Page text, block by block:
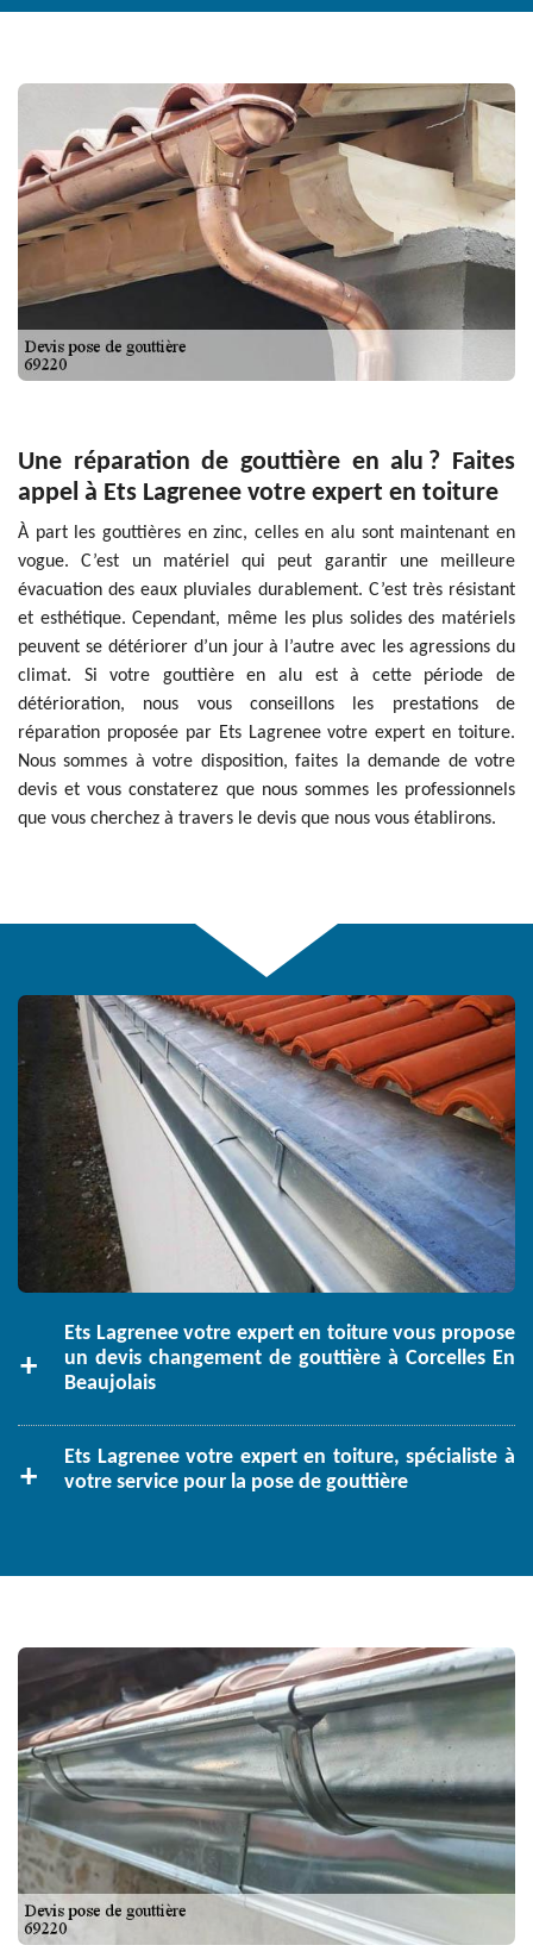
Une réparation de gouttière en alu ? Faites
appel à Ets Lagrenee votre expert en toiture
À part les gouttières en zinc, celles en alu sont maintenant en
vogue. C’est un matériel qui peut garantir une meilleure
évacuation des eaux pluviales durablement. C’est très résistant
et esthétique. Cependant, même les plus solides des matériels
peuvent se détériorer d’un jour à l’autre avec les agressions du
climat. Si votre gouttière en alu est à cette période de
détérioration, nous vous conseillons les prestations de
réparation proposée par Ets Lagrenee votre expert en toiture.
Nous sommes à votre disposition, faites la demande de votre
devis et vous constaterez que nous sommes les professionnels
que vous cherchez à travers le devis que nous vous établirons.
Ets Lagrenee votre expert en toiture vous propose
un devis changement de gouttière à Corcelles En
Beaujolais
Ets Lagrenee votre expert en toiture, spécialiste à
votre service pour la pose de gouttière